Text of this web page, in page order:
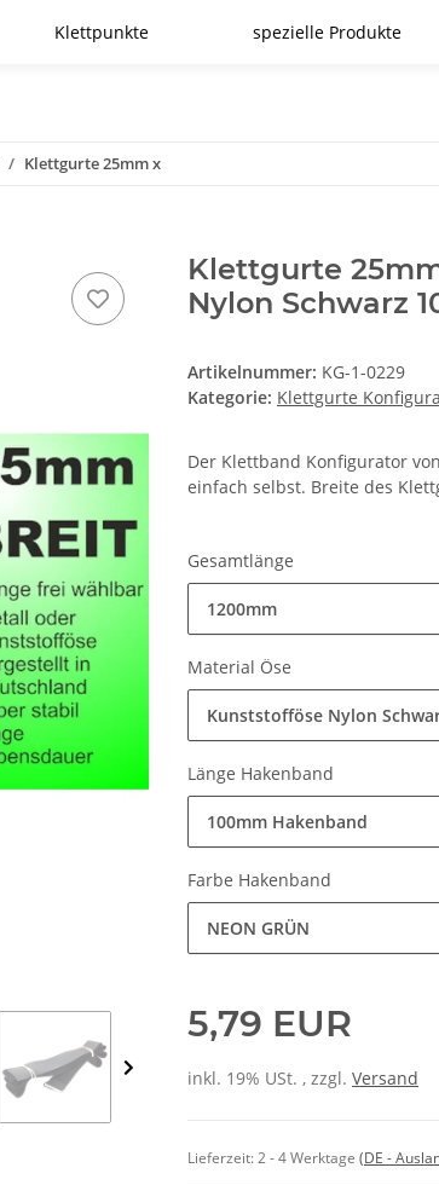
Klettpunkte spezielle Produkte
Klettgurte 25mm x
Klettgurte
Nylon Schwarz
Artikelnummer: KG-1-0229
Kategorie: Klettgurte
Der Klettband Konfigurator
einfach selbst. Breite des
Gesamtlänge
1200mm
Material Öse
Kunststofföse Nylon
Länge Hakenband
100mm Hakenband
Farbe Hakenband
NEON GRÜN
5,79 EUR
inkl. 19% USt. , zzgl. Versand
Lieferzeit:2 - 4 Werktage (DE -